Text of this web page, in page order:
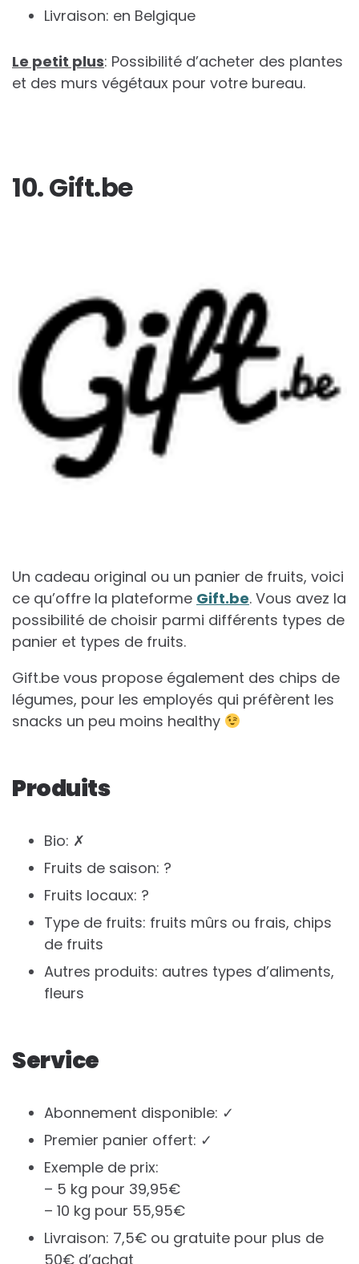
Livraison: en Belgique
Le petit plus: Possibilité d’acheter des plantes
et des murs végétaux pour votre bureau.
10. Gift.be
Un cadeau original ou un panier de fruits, voici
ce qu’offre la plateforme Gift.be. Vous avez la
possibilité de choisir parmi différents types de
panier et types de fruits.
Gift.be vous propose également des chips de
légumes, pour les employés qui préfèrent les
snacks un peu moins healthy
Produits
Bio: ✗
Fruits de saison: ?
Fruits locaux: ?
Type de fruits: fruits mûrs ou frais, chips
de fruits
Autres produits: autres types d’aliments,
fleurs
Service
Abonnement disponible: ✓
Premier panier offert: ✓
Exemple de prix:
– 5 kg pour 39,95€
– 10 kg pour 55,95€
Livraison: 7,5€ ou gratuite pour plus de
50€ d’achat